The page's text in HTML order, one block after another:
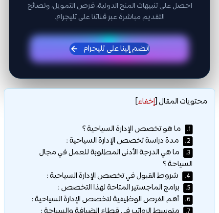
احصل على تنبيهات المنح الدولية، فرص التمويل، ونصائح
التقديم مباشرة عبر قناتنا على تليجرام.
انضم إلينا على تليجرام
محتويات المقال[إخفاء]
1. ما هو تخصص الإدارة السياحية ؟
2. مدة دراسة تخصص الإدارة السياحية :
3.
ما هي الدرجة الأدنى المطلوبة للعمل في مجال
السياحة ؟
4. شروط القبول في تخصص الإدارة السياحية :
5. برامج الماجستير المتاحة لهذا التخصص :
6. أهم الفرص الوظيفية لتخصص الإدارة السياحية :